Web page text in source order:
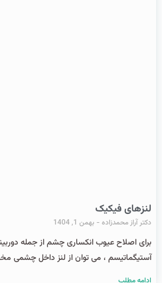
لنزهای فیکیک
دکتر آراز محمدزاده بهمن 1, 1404
برای اصلاح عیوب انکساری چشم از جمله
آستیگماتیسم ، می توان از لنز داخل چشمی
ادامه مطلب